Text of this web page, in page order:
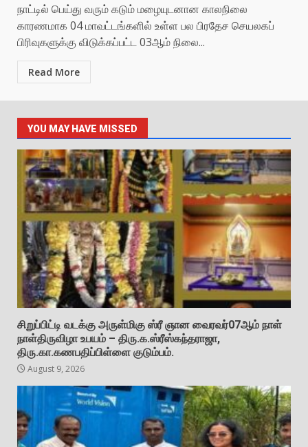
நாட்டில் பெய்து வரும் கடும் மழையுடனான காலநிலை
காரணமாக 04 மாவட்டங்களில் உள்ள பல பிரதேச செயலகப்
பிரிவுகளுக்கு விடுக்கப்பட்ட 03ஆம் நிலை...
Read More
YOU MAY HAVE MISSED
சிறுப்பிட்டி வடக்கு அருள்மிகு ஸ்ரீ ஞான வைரவர்07ஆம் நாள்
நாள்திருவிழா உபயம் – திரு.க.ஸ்ரீஸ்கந்தராஜா,
திரு.கா.கணபதிப்பிள்ளை குடும்பம்.
August 9, 2026